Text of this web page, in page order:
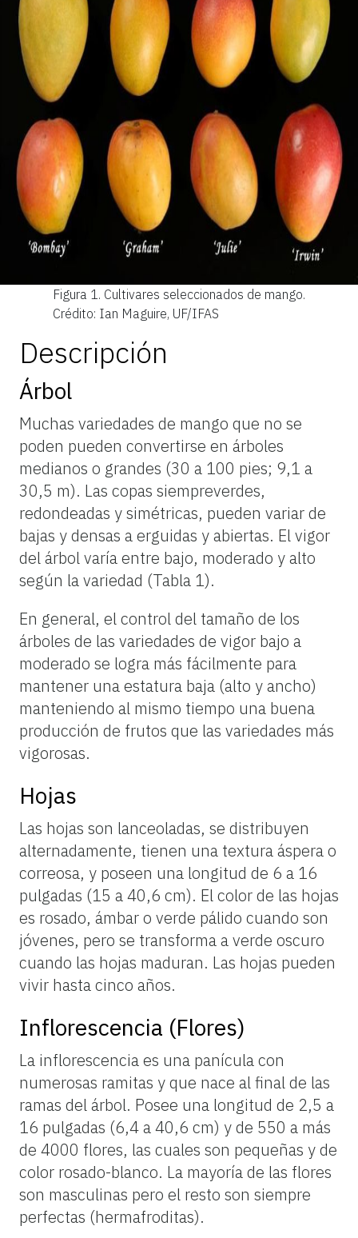
Figura 1. Cultivares seleccionados de mango.
Crédito: Ian Maguire, UF/IFAS
Descripción
Árbol
Muchas variedades de mango que no se
poden pueden convertirse en árboles
medianos o grandes (30 a 100 pies; 9,1 a
30,5 m). Las copas siempreverdes,
redondeadas y simétricas, pueden variar de
bajas y densas a erguidas y abiertas. El vigor
del árbol varía entre bajo, moderado y alto
según la variedad (Tabla 1).
En general, el control del tamaño de los
árboles de las variedades de vigor bajo a
moderado se logra más fácilmente para
mantener una estatura baja (alto y ancho)
manteniendo al mismo tiempo una buena
producción de frutos que las variedades más
vigorosas.
Hojas
Las hojas son lanceoladas, se distribuyen
alternadamente, tienen una textura áspera o
correosa, y poseen una longitud de 6 a 16
pulgadas (15 a 40,6 cm). El color de las hojas
es rosado, ámbar o verde pálido cuando son
jóvenes, pero se transforma a verde oscuro
cuando las hojas maduran. Las hojas pueden
vivir hasta cinco años.
Inflorescencia (Flores)
La inflorescenciaes una panículacon
numerosas ramitas yque nace alfinalde las
ramas delárbol. Posee una longitud de 2,5 a
16 pulgadas (6,4a40,6 cm) yde 550 a más
de 4000 flores, las cuales son pequeñas yde
color rosado-blanco. La mayoríade las flores
son masculinas pero el resto son siempre
perfectas (hermafroditas).